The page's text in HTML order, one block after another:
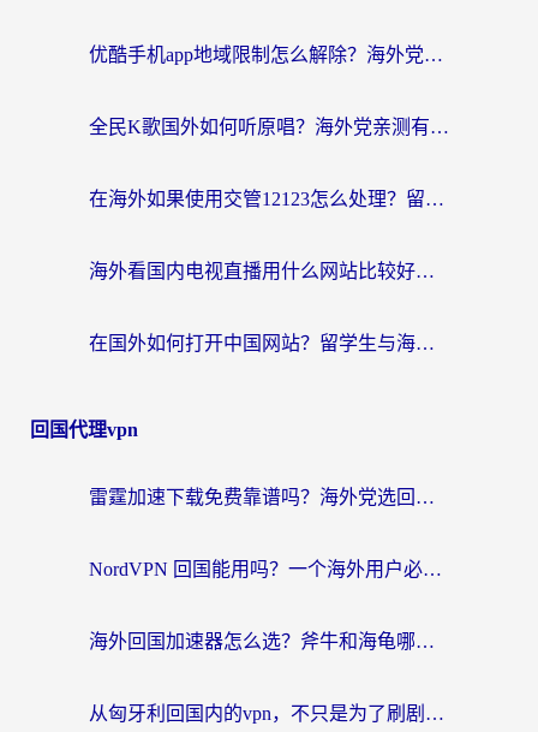
优酷手机app地域限制怎么解除？海外党亲测有效的追剧方案
全民K歌国外如何听原唱？海外党亲测有效的回国加速器选择指南
在海外如果使用交管12123怎么处理？留学生亲测有效的回国加速方案
海外看国内电视直播用什么网站比较好？一篇解决你所有追剧难题的实用指南
在国外如何打开中国网站？留学生与海外华人的无缝访问指南
回国代理vpn
雷霆加速下载免费靠谱吗？海外党选回国加速器的避坑指南（附热门工具对比）
NordVPN 回国能用吗？一个海外用户必须面对的真实困境
海外回国加速器怎么选？斧牛和海龟哪个好？一篇帮你避开坑的实用指南
从匈牙利回国内的vpn，不只是为了刷剧那么简单